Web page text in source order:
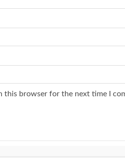
this browser for the next time I